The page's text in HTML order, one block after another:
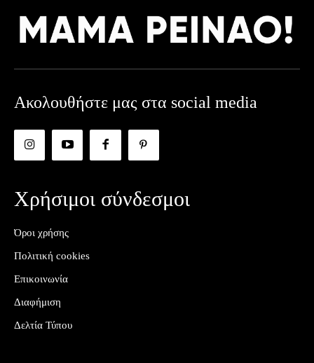
Ακολουθήστε μας στα social media
Χρήσιμοι σύνδεσμοι
Όροι χρήσης
Πολιτική cookies
Επικοινωνία
Διαφήμιση
Δελτία Τύπου